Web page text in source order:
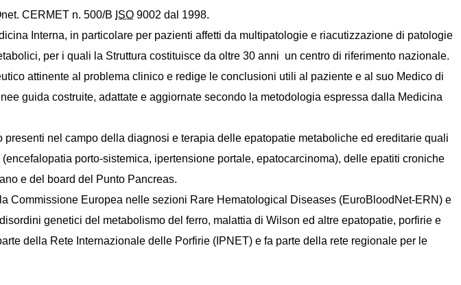
CERMET n. 500/B ISO 9002 dal 1998.
Interna, in particolare per pazienti affetti da multipatologie e riacutizzazione di patologie
per i quali la Struttura costituisce da oltre 30 anni un centro di riferimento nazionale.
attinente al problema clinico e redige le conclusioni utili al paziente e al suo Medico di
guida costruite, adattate e aggiornate secondo la metodologia espressa dalla Medicina
nel campo della diagnosi e terapia delle epatopatie metaboliche ed ereditarie quali
porto-sistemica, ipertensione portale, epatocarcinoma), delle epatiti croniche
e del board del Punto Pancreas.
Commissione Europea nelle sezioni Rare Hematological Diseases (EuroBloodNet-ERN) e
genetici del metabolismo del ferro, malattia di Wilson ed altre epatopatie, porfirie e
della Rete Internazionale delle Porfirie (IPNET) e fa parte della rete regionale per le